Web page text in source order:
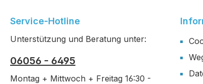
Service-Hotline
Unterstützung und Beratung unter:
06056 - 6495
Montag + Mittwoch + Freitag 16:30 -